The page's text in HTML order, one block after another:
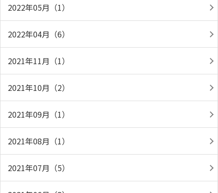
2022年05月（1）
2022年04月（6）
2021年11月（1）
2021年10月（2）
2021年09月（1）
2021年08月（1）
2021年07月（5）